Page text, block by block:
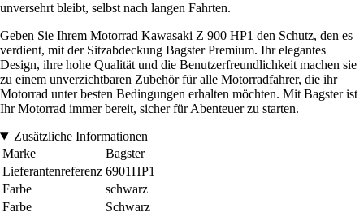
unversehrt bleibt, selbst nach langen Fahrten.
Geben Sie Ihrem Motorrad Kawasaki Z 900 HP1 den Schutz, den es
verdient, mit der Sitzabdeckung Bagster Premium. Ihr elegantes
Design, ihre hohe Qualität und die Benutzerfreundlichkeit machen sie
zu einem unverzichtbaren Zubehör für alle Motorradfahrer, die ihr
Motorrad unter besten Bedingungen erhalten möchten. Mit Bagster ist
Ihr Motorrad immer bereit, sicher für Abenteuer zu starten.
Zusätzliche Informationen
Marke
Bagster
Lieferantenreferenz 6901HP1
Farbe
schwarz
Farbe
Schwarz